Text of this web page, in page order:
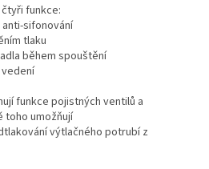
funkce:
sifonování
tlaku
během spouštění
funkce pojistných ventilů a
toho umožňují
výtlačného potrubí z